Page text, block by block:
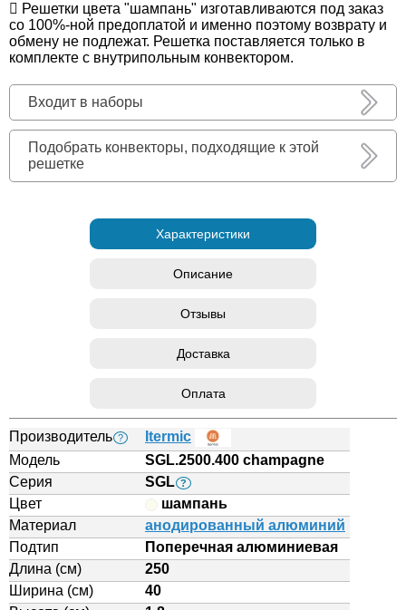
Решетки цвета "шампань" изготавливаются под заказ
со 100%-ной предоплатой и именно поэтому возврату и
обмену не подлежат. Решетка поставляется только в
комплекте с внутрипольным конвектором.
Входит в наборы
Подобрать конвекторы, подходящие к этой
решетке
Характеристики
Описание
Отзывы
Доставка
Оплата
Производитель ?
Itermic
Модель
SGL.2500.400 champagne
Серия
SGL ?
Цвет
шампань
Материал
анодированный алюминий
Подтип
Поперечная алюминиевая
Длина (см)
250
Ширина (см)
40